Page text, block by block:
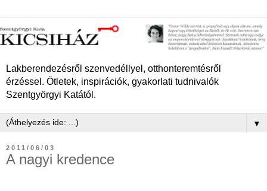
Lakberendezésről szenvedéllyel, otthonteremtésről
érzéssel. Ötletek, inspirációk, gyakorlati tudnivalók
Szentgyörgyi Katától.
▼
2011/06/03
A nagyi kredence